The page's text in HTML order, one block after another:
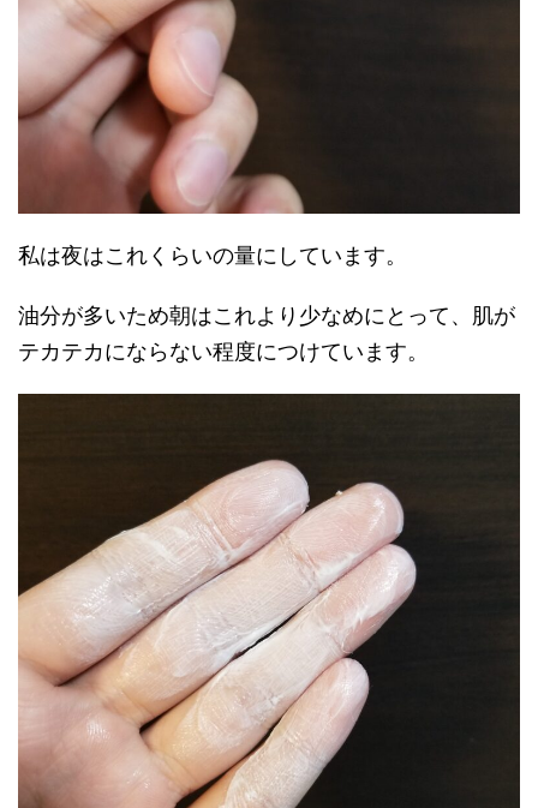
私は夜はこれくらいの量にしています。
油分が多いため朝はこれより少なめにとって、肌が
テカテカにならない程度につけています。